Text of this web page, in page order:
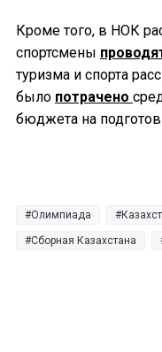
Кроме того, в НОК
спортсмены
туризма и спорта
было потрачено
бюджета на
Олимпиада
Сборная Казахстана